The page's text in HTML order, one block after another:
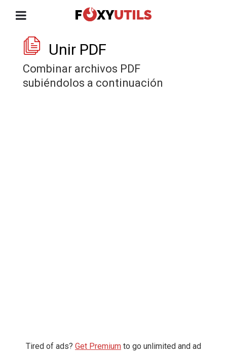
Unir PDF
Combinar archivos PDF
subiéndolos a continuación
Tired of ads? Get Premium to go unlimited and ad